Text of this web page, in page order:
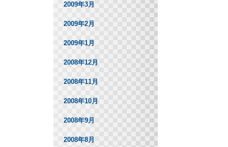
2009年3月
2009年2月
2009年1月
2008年12月
2008年11月
2008年10月
2008年9月
2008年8月